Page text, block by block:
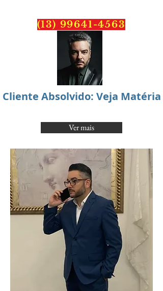
(13) 99641-4563
Cliente Absolvido: Veja Matéria
Ver mais